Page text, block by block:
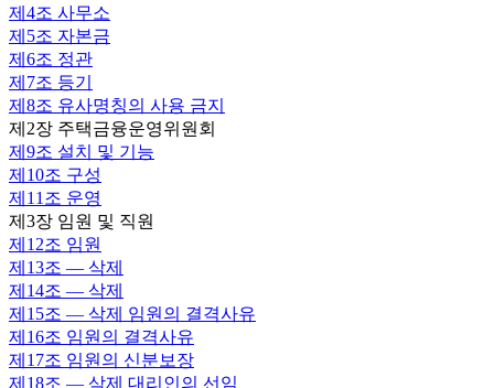
제4조 사무소
제5조 자본금
제6조 정관
제7조 등기
제8조 유사명칭의 사용 금지
제2장 주택금융운영위원회
제9조 설치 및 기능
제10조 구성
제11조 운영
제3장 임원 및 직원
제12조 임원
제13조 — 삭제
제14조 — 삭제
제15조 — 삭제 임원의 결격사유
제16조 임원의 결격사유
제17조 임원의 신분보장
제18조 — 삭제 대리인의 선임